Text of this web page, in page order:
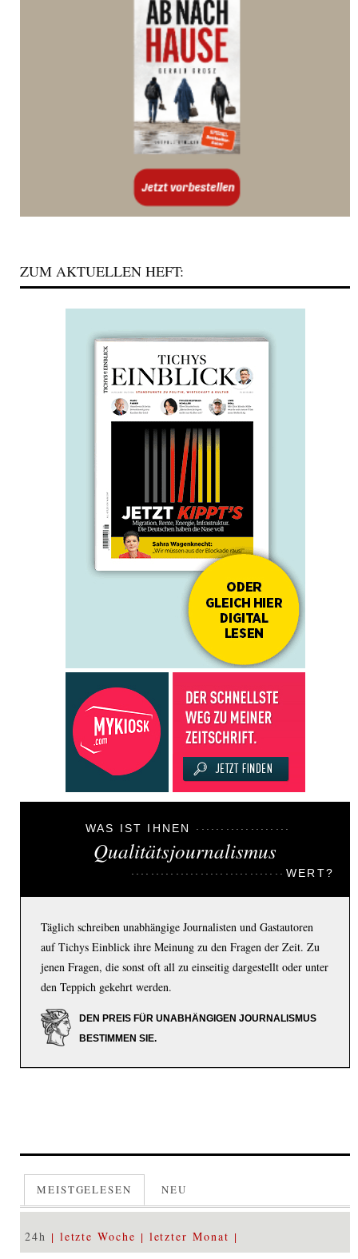
ZUM AKTUELLEN HEFT:
WAS IST IHNEN
Qualitätsjournalismus
WERT?
Täglich schreiben unabhängige Journalisten und Gastautoren
auf Tichys Einblick ihre Meinung zu den Fragen der Zeit. Zu
jenen Fragen, die sonst oft all zu einseitig dargestellt oder unter
den Teppich gekehrt werden.
DEN PREIS FÜR UNABHÄNGIGEN JOURNALISMUS
BESTIMMEN SIE.
MEISTGELESEN NEU
24h letzte Woche letzter Monat